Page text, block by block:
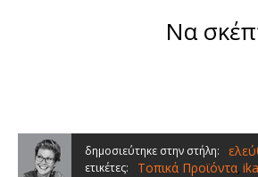
Να
δημοσιεύτηκε στην στήλη:
ετικέτες: Τοπικά Προϊόντα,